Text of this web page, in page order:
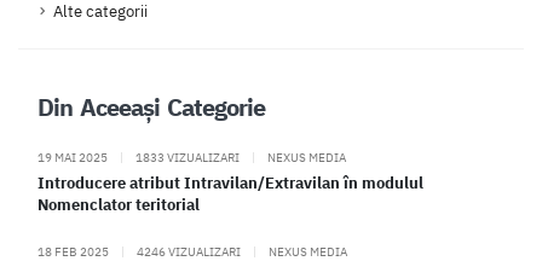
Alte categorii
Din Aceeași Categorie
19 MAI 2025 | 1833 VIZUALIZARI | NEXUS MEDIA
Introducere atribut Intravilan/Extravilan în modulul
Nomenclator teritorial
18 FEB 2025 | 4246 VIZUALIZARI | NEXUS MEDIA